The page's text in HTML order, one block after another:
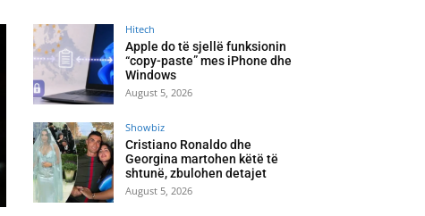
Hitech
Apple do të sjellë funksionin
“copy-paste” mes iPhone dhe
Windows
August 5, 2026
Showbiz
Cristiano Ronaldo dhe
Georgina martohen këtë të
shtunë, zbulohen detajet
August 5, 2026